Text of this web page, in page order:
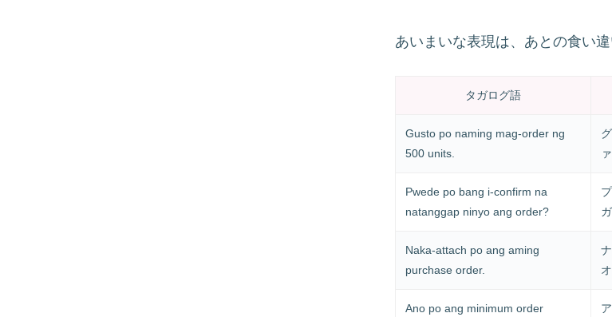
あいまいな表現は、あとの食い違
タガログ語
Gusto po naming mag-order ng
500 units.
Pwede po bang i-confirm na
natanggap ninyo ang order?
Naka-attach po ang aming
purchase order.
Ano po ang minimum order